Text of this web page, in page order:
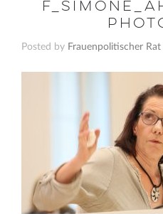
Posted by Frauenpolitischer Rat